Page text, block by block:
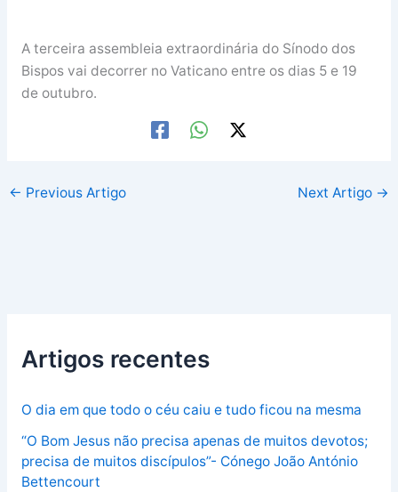
A terceira assembleia extraordinária do Sínodo dos
Bispos vai decorrer no Vaticano entre os dias 5 e 19
de outubro.
← Previous Artigo Next Artigo →
Artigos recentes
O dia em que todo o céu caiu e tudo ficou na mesma
“O Bom Jesus não precisa apenas de muitos devotos;
precisa de muitos discípulos”- Cónego João António
Bettencourt